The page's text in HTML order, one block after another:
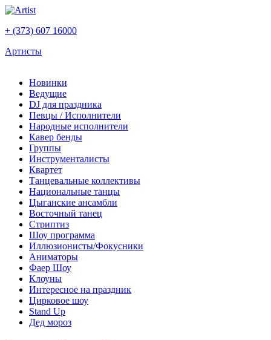
+ (373) 607 16000
Артисты
Новинки
Ведущие
DJ для праздника
Певцы / Исполнители
Народные исполнители
Кавер бенды
Группы
Инструменталисты
Квартет
Танцевальные коллективы
Национальные танцы
Цыганские ансамбли
Восточный танец
Стриптиз
Шоу программа
Иллюзионисты/Фокусники
Аниматоры
Фаер Шоу
Клоуны
Интересное на праздник
Цирковое шоу
Stand Up
Дед мороз